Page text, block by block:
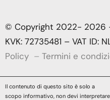
© Copyright 2022- 2026
KVK: 72735481 – VAT ID:
Policy – Termini e
Il contenuto di questo sito è solo a
scopo informativo, non devi interpretare